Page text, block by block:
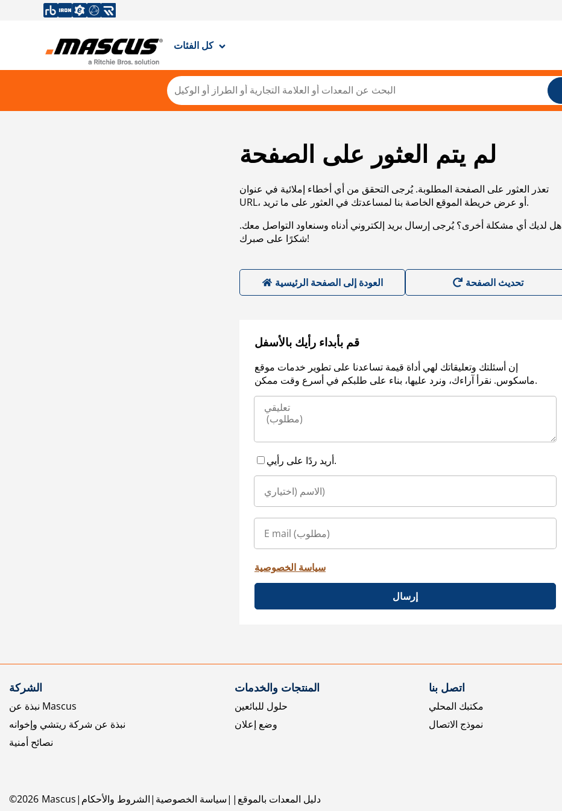
كل الفئات
لم يتم العثور على الصفحة
تعذر العثور على الصفحة المطلوبة. يُرجى التحقق من أي أخطاء إملائية في عنوان
URL، أو عرض خريطة الموقع الخاصة بنا لمساعدتك في العثور على ما تريد.
هل لديك أي مشكلة أخرى؟ يُرجى إرسال بريد إلكتروني أدناه وسنعاود التواصل معك.
شكرًا على صبرك!
العودة إلى الصفحة الرئيسية
قم بأبداء رأيك بالأسفل
إن أسئلتك وتعليقاتك لهي أداة قيمة تساعدنا على تطوير خدمات موقع
ماسكوس. نقرأ آراءك، ونرد عليها، بناء على طلبكم في أسرع وقت ممكن.
أريد ردًا على رأيي.
سياسة الخصوصية
إرسال
الشركة
نبذة عن Mascus
نبذة عن شركة ريتشي وإخوانه
نصائح أمنية
المنتجات والخدمات
حلول للبائعين
وضع إعلان
اتصل بنا
مكتبك المحلي
نموذج الاتصال
©2026 Mascus الشروط والأحكام سياسة الخصوصية دليل المعدات بالموقع